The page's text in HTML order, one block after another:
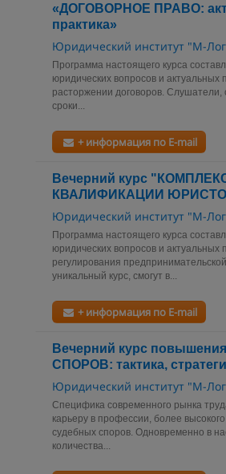
«ДОГОВОРНОЕ ПРАВО:
практика»
Юридический институт "М-
Программа настоящего курса
юридических вопросов и
расторжении договоров. Слушатели,
сроки...
+ информация по E-mail
Вечерний курс
КВАЛИФИКАЦИИ
Юридический институт "М-
Программа настоящего курса
юридических вопросов и
регулирования
уникальный курс, смогут в...
+ информация по E-mail
Вечерний курс
СПОРОВ: тактика,
Юридический институт "М-
Специфика современного рынка
карьеру в профессии, более
судебных споров. Одновременно в
количества...